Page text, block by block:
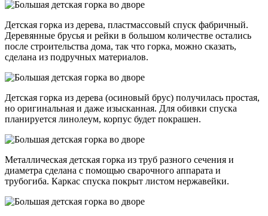
Детская горка из дерева, пластмассовый спуск фабричный.
Деревянные брусья и рейки в большом количестве остались
после строительства дома, так что горка, можно сказать,
сделана из подручных материалов.
Детская горка из дерева (осиновый брус) получилась простая,
но оригинальная и даже изысканная. Для обивки спуска
планируется линолеум, корпус будет покрашен.
Металлическая детская горка из труб разного сечения и
диаметра сделана с помощью сварочного аппарата и
трубогиба. Каркас спуска покрыт листом нержавейки.